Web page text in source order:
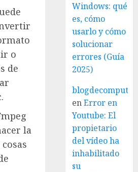
o
de
la
Windows: qué
es, cómo
usarlo y cómo
solucionar
errores (Guía
2025)
enError en
Youtube: El
propietario
del vídeo ha
inhabilitado
su